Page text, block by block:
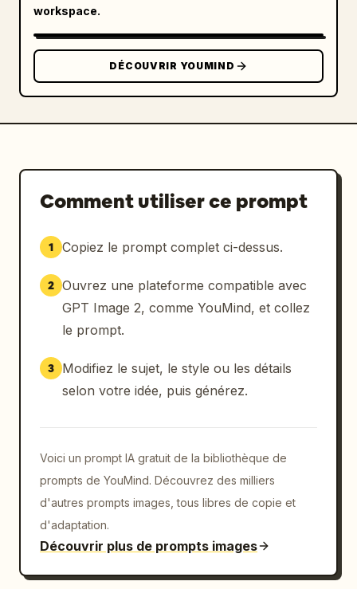
de la couleur primaire :
personnalisation de l'arrière-plan :
light gray .
workspace.
DÉCOUVRIR YOUMIND
Comment utiliser ce prompt
1 Copiez le prompt complet ci-dessus.
2 Ouvrez une plateforme compatible avec
GPT Image 2, comme YouMind, et collez
le prompt.
3
Modifiez le sujet, le style ou les détails
selon votre idée, puis générez.
Voici un prompt IA gratuit de la bibliothèque de
prompts de YouMind. Découvrez des milliers
d'autres prompts images, tous libres de copie et
d'adaptation.
Découvrir plus de prompts images